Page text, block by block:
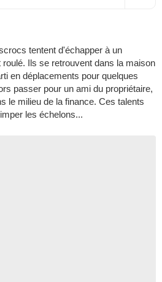
tentent d'échapper à un
Ils se retrouvent dans la maison
en déplacements pour quelques
passer pour un ami du propriétaire,
le milieu de la finance. Ces talents
les échelons...